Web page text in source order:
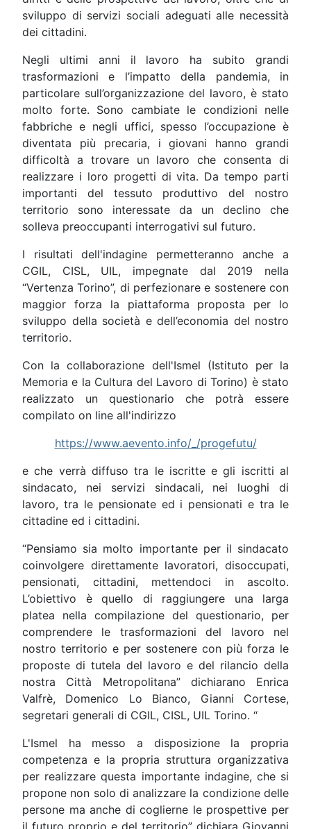
sviluppo di servizi sociali adeguati alle necessità
dei cittadini.
Negli ultimi anni il lavoro ha subito grandi
trasformazioni e l’impatto della pandemia, in
particolare sull’organizzazione del lavoro, è stato
molto forte. Sono cambiate le condizioni nelle
fabbriche e negli uffici, spesso l’occupazione è
diventata più precaria, i giovani hanno grandi
difficoltà a trovare un lavoro che consenta di
realizzare i loro progetti di vita. Da tempo parti
importanti del tessuto produttivo del nostro
territorio sono interessate da un declino che
solleva preoccupanti interrogativi sul futuro.
I risultati dell'indagine permetteranno anche a
CGIL, CISL, UIL, impegnate dal 2019 nella
“Vertenza Torino”, di perfezionare e sostenere con
maggior forza la piattaforma proposta per lo
sviluppo della società e dell’economia del nostro
territorio.
Con la collaborazione dell'Ismel (Istituto per la
Memoria e la Cultura del Lavoro di Torino) è stato
realizzato un questionario che potrà essere
compilato on line all'indirizzo
https://www.aevento.info/_/progefutu/
e che verrà diffuso tra le iscritte e gli iscritti al
sindacato, nei servizi sindacali, nei luoghi di
lavoro, tra le pensionate ed i pensionati e tra le
cittadine ed i cittadini.
“Pensiamo sia molto importante per il sindacato
coinvolgere direttamente lavoratori, disoccupati,
pensionati, cittadini, mettendoci in ascolto.
L’obiettivo è quello di raggiungere una larga
platea nella compilazione del questionario, per
comprendere le trasformazioni del lavoro nel
nostro territorio e per sostenere con più forza le
proposte di tutela del lavoro e del rilancio della
nostra Città Metropolitana” dichiarano Enrica
Valfrè, Domenico Lo Bianco, Gianni Cortese,
segretari generali di CGIL, CISL, UIL Torino. “
L'Ismel ha messo a disposizione la propria
competenza e la propria struttura organizzativa
per realizzare questa importante indagine, che si
propone non solo di analizzare la condizione delle
persone ma anche di coglierne le prospettive per
il futuro proprio e del territorio” dichiara Giovanni